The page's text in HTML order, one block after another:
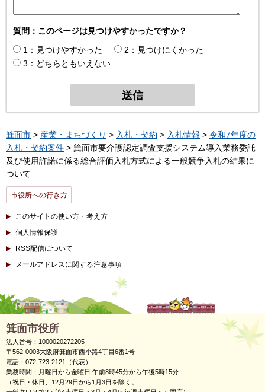
質問：このページは見つけやすかったですか？
1：見つけやすかった
2：見つけにくかった
3：どちらともいえない
箕面市 > 産業・まちづくり > 入札・契約 > 入札情報 > 令和7年度の
入札・契約案件 > 箕面市要介護認定調査支援システム導入業務委託
及び使用許諾に係る総合評価入札方式による一般競争入札の結果に
ついて
市役所への行き方
このサイトの使い方・考え方
個人情報保護
RSS配信について
メールアドレスに関する注意事項
箕面市役所
法人番号：1000020272205
〒562-0003大阪府箕面市西小路4丁目6番1号
電話：072-723-2121（代表）
業務時間：月曜日から金曜日 午前8時45分から午後5時15分
（祝日・休日、12月29日から1月3日を除く。